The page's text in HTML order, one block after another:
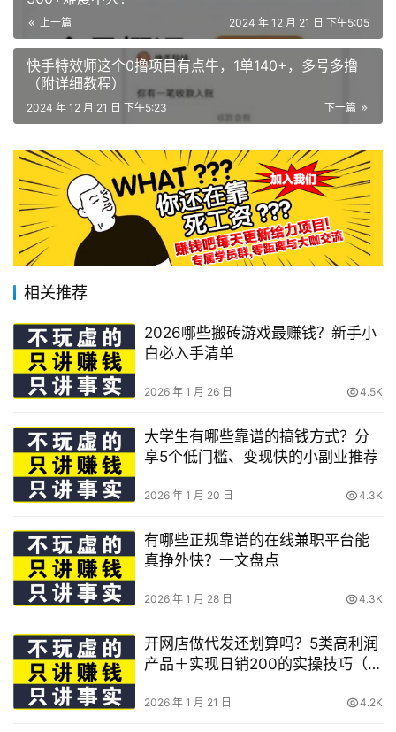
上一篇 2024 年 12 月 21 日 下午5:05
快手特效师这个0撸项目有点牛，1单140+，多号多撸
（附详细教程）
下一篇
2024 年 12 月 21 日 下午5:23
相关推荐
2026哪些搬砖游戏最赚钱？新手小
白必入手清单
2026 年 1 月 26 日 4.5K
大学生有哪些靠谱的搞钱方式？分
享5个低门槛、变现快的小副业推荐
2026 年 1 月 20 日 4.3K
有哪些正规靠谱的在线兼职平台能
真挣外快？一文盘点
2026 年 1 月 28 日 4.3K
开网店做代发还划算吗？5类高利润
产品＋实现日销200的实操技巧（含
2026 年 1 月 21 日 4.2K